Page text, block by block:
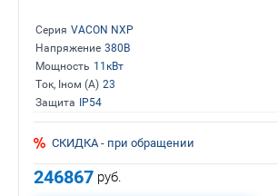
Серия VACON NXP
Напряжение 380В
Мощность 11кВт
Ток, Iном (А) 23
Защита
IP54
СКИДКА - при обращении
246867 руб.